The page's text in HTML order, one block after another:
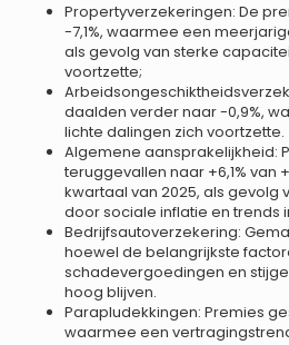
Propertyverzekeringen: De
-7,1%, waarmee een
als gevolg van sterke
voortzette;
daalden verder naar -0,9%,
lichte dalingen zich voortzette.
Algemene aansprakelijkheid:
teruggevallen naar +6,1% van
kwartaal van 2025, als gevolg
door sociale inflatie en trends
Bedrijfsautoverzekering:
hoewel de belangrijkste
schadevergoedingen en
hoog blijven.
Parapludekkingen: Premies
waarmee een